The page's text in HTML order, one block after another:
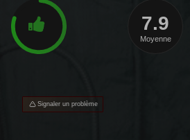
7.9
Moyenne
Signaler un problème